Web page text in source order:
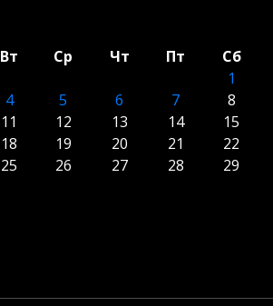
Вт Ср Чт Пт
Сб
1
4 5 6 7
8
11 12 13 14
15
18 19 20 21
22
25 26 27 28
29